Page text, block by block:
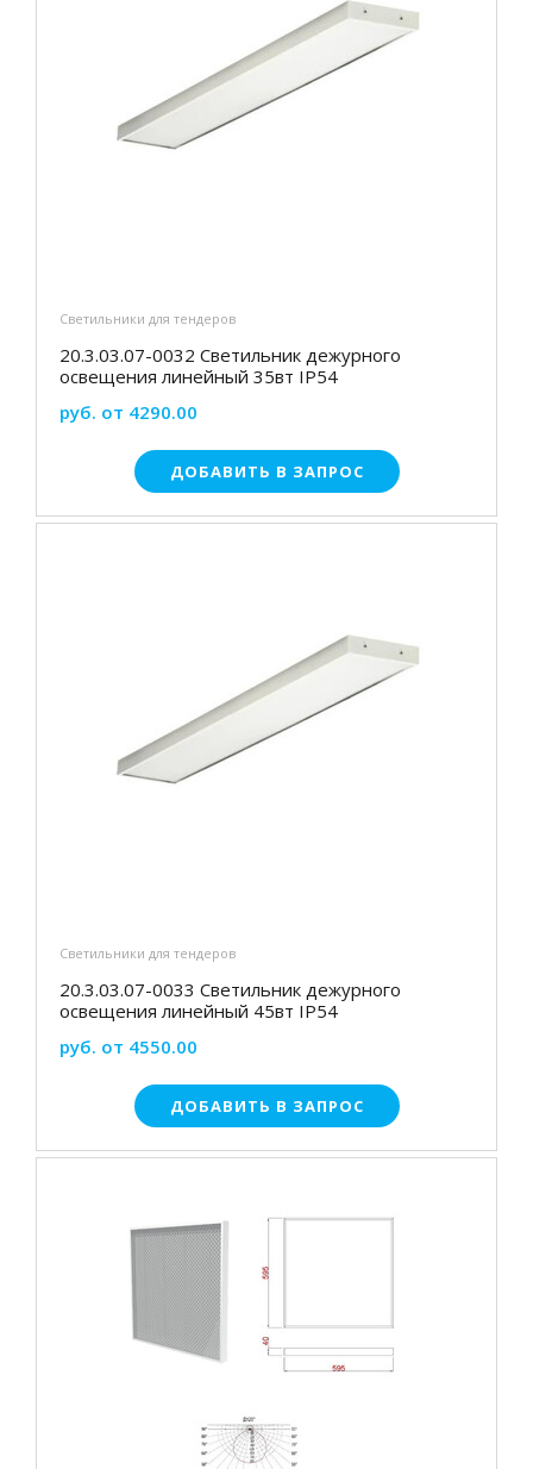
Светильники для тендеров
20.3.03.07-0032 Светильник дежурного
освещения линейный 35вт IP54
руб. от 4290.00
ДОБАВИТЬ В ЗАПРОС
Светильники для тендеров
20.3.03.07-0033 Светильник дежурного
освещения линейный 45вт IP54
руб. от 4550.00
ДОБАВИТЬ В ЗАПРОС